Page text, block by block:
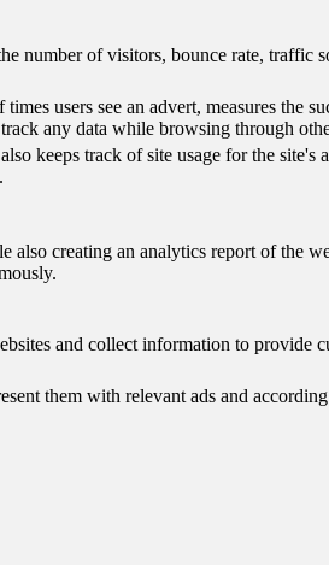
number of visitors, bounce rate, traffic
users see an advert, measures the
any data while browsing through
keeps track of site usage for the site's
creating an analytics report of the
and collect information to provide
them with relevant ads and